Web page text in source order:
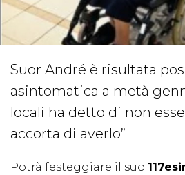
Suor André è risultata
asintomatica a metà
locali ha detto di non
accorta di averlo”
Potrà festeggiare il suo